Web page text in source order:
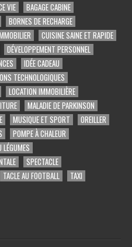
VIE
BAGAGE CABINE
BORNES DE RECHARGE
CUISINE SAINE ET RAPIDE
DÉVELOPPEMENT PERSONNEL
IDÉE CADEAU
TECHNOLOGIQUES
LOCATION IMMOBILIÈRE
MALADIE DE PARKINSON
MUSIQUE ET SPORT
OREILLER
POMPE À CHALEUR
LÉGUMES
SPECTACLE
TACLE AU FOOTBALL
TAXI